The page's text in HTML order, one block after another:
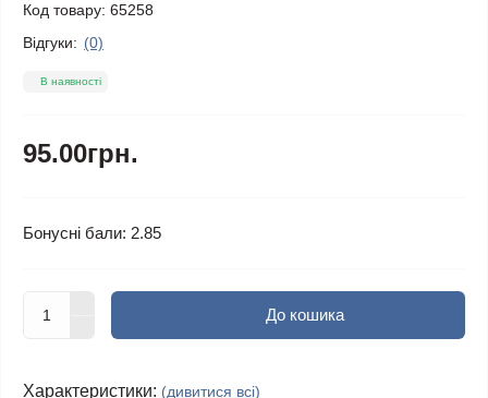
Код товару: 65258
Відгуки: (0)
В наявності
95.00грн.
Бонусні бали: 2.85
До кошика
Характеристики: (дивитися всі)